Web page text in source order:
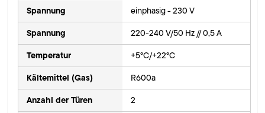
Spannung einphasig - 230 V
Spannung 220-240 V/50 Hz // 0,5 A
Temperatur +5°C/+22°C
Kältemittel (Gas) R600a
Anzahl der Türen 2